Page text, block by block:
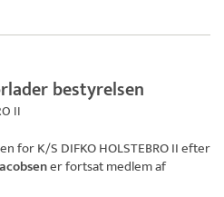
bestyrelsen
II
forK/S DIFKO HOLSTEBRO IIefter
er fortsat medlem af